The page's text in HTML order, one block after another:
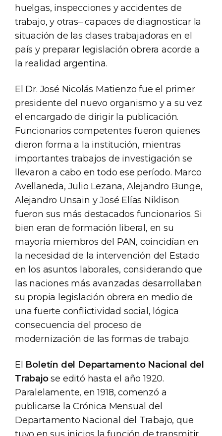
huelgas, inspecciones y accidentes de
trabajo, y otras– capaces de diagnosticar la
situación de las clases trabajadoras en el
país y preparar legislación obrera acorde a
la realidad argentina.
El Dr. José Nicolás Matienzo fue el primer
presidente del nuevo organismo y a su vez
el encargado de dirigir la publicación.
Funcionarios competentes fueron quienes
dieron forma a la institución, mientras
importantes trabajos de investigación se
llevaron a cabo en todo ese período. Marco
Avellaneda, Julio Lezana, Alejandro Bunge,
Alejandro Unsain y José Elías Niklison
fueron sus más destacados funcionarios. Si
bien eran de formación liberal, en su
mayoría miembros del PAN, coincidían en
la necesidad de la intervención del Estado
en los asuntos laborales, considerando que
las naciones más avanzadas desarrollaban
su propia legislación obrera en medio de
una fuerte conflictividad social, lógica
consecuencia del proceso de
modernización de las formas de trabajo.
El Boletín del Departamento Nacional del
Trabajose editó hasta el año 1920.
Paralelamente, en 1918, comenzó a
publicarse la Crónica Mensual del
Departamento Nacional del Trabajo, que